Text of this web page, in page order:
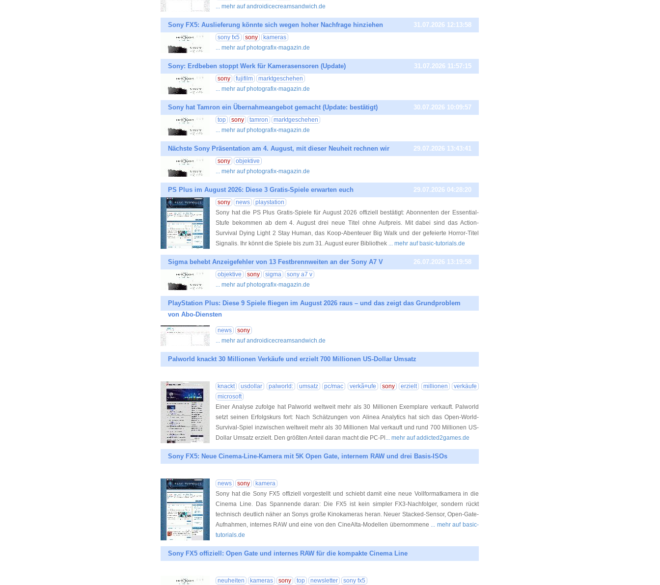
... mehr auf androidicecreamsandwich.de
Sony FX5: Auslieferung könnte sich wegen hoher Nachfrage hinziehen 31.07.2026 12:13:58
sony fx5 sony
kameras
... mehr auf photografix-magazin.de
Sony: Erdbeben stoppt Werk für Kamerasensoren (Update) 31.07.2026 11:57:15
sony fujifilm
marktgeschehen
... mehr auf photografix-magazin.de
Sony hat Tamron ein Übernahmeangebot gemacht (Update: bestätigt) 30.07.2026 10:09:57
top sony tamron
marktgeschehen
... mehr auf photografix-magazin.de
Nächste Sony Präsentation am 4. August, mit dieser Neuheit rechnen wir 29.07.2026 13:43:41
sony
objektive
... mehr auf photografix-magazin.de
PS Plus im August 2026: Diese 3 Gratis-Spiele erwarten euch 29.07.2026 04:28:20
sony news
playstation
Sony hat die PS Plus Gratis-Spiele für August 2026 offiziell bestätigt: Abonnenten der Essential-
Stufe bekommen ab dem 4. August drei neue Titel ohne Aufpreis. Mit dabei sind das Action-
Survival Dying Light 2 Stay Human, das Koop-Abenteuer Big Walk und der gefeierte Horror-Titel
Signalis. Ihr könnt die Spiele bis zum 31. August eurer Bibliothek ... mehr auf basic-tutorials.de
Sigma behebt Anzeigefehler von 13 Festbrennweiten an der Sony A7 V 26.07.2026 13:19:58
objektive sony sigma
sony a7 v
... mehr auf photografix-magazin.de
PlayStation Plus: Diese 9 Spiele fliegen im August 2026 raus – und das zeigt das Grundproblem
von Abo-Diensten
news
sony
... mehr auf androidicecreamsandwich.de
Palworld knackt 30 Millionen Verkäufe und erzielt 700 Millionen US-Dollar Umsatz
knackt usdollar palworld: umsatz pc/mac verkã¤ufe sony erzielt millionen
verkäufe
microsoft
Einer Analyse zufolge hat Palworld weltweit mehr als 30 Millionen Exemplare verkauft. Palworld
setzt seinen Erfolgskurs fort: Nach Schätzungen von Alinea Analytics hat sich das Open-World-
Survival-Spiel inzwischen weltweit mehr als 30 Millionen Mal verkauft und rund 700 Millionen US-
Dollar Umsatz erzielt. Den größten Anteil daran macht die PC-Pl ... mehr auf addicted2games.de
Sony FX5: Neue Cinema-Line-Kamera mit 5K Open Gate, internem RAW und drei Basis-ISOs
news sony
kamera
Sony hat die Sony FX5 offiziell vorgestellt und schiebt damit eine neue Vollformatkamera in die
Cinema Line. Das Spannende daran: Die FX5 ist kein simpler FX3-Nachfolger, sondern rückt
technisch deutlich näher an Sonys große Kinokameras heran. Neuer Stacked-Sensor, Open-Gate-
Aufnahmen, internes RAW und eine von den CineAlta-Modellen übernommene ... mehr auf basic-
tutorials.de
Sony FX5 offiziell: Open Gate und internes RAW für die kompakte Cinema Line
neuheiten kameras sony top newsletter sony fx5